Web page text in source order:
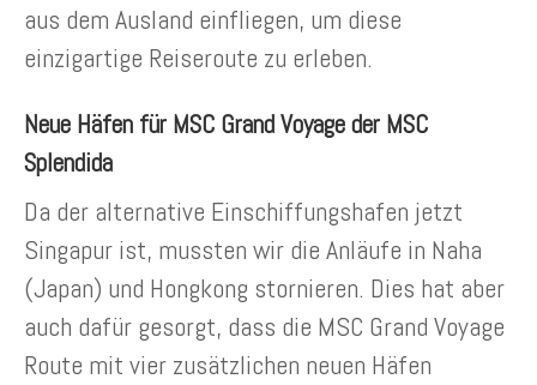
aus dem Ausland einfliegen, um diese
einzigartige Reiseroute zu erleben.
Neue Häfen für MSC Grand Voyage der MSC
Splendida
Da der alternative Einschiffungshafen jetzt
Singapur ist, mussten wir die Anläufe in Naha
(Japan) und Hongkong stornieren. Dies hat aber
auch dafür gesorgt, dass die MSC Grand Voyage
Route mit vier zusätzlichen neuen Häfen